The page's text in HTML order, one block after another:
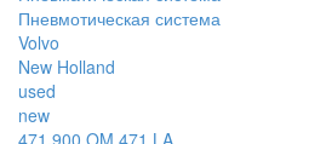
Пневмотическая система
Volvo
New Holland
used
new
471.900 OM 471 LA